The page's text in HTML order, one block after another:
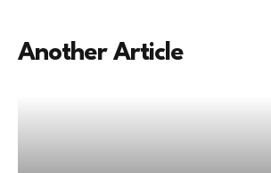
Another Article